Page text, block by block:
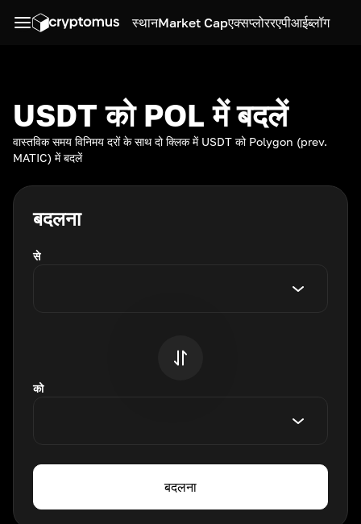
स्थानMarket Capएक्सप्लोररएपीआईब्लॉग
USDT को POL में बदलें
वास्तविक समय विनिमय दरों के साथ दो क्लिक में USDT को Polygon (prev.
MATIC) में बदलें
बदलना
से
को
बदलना